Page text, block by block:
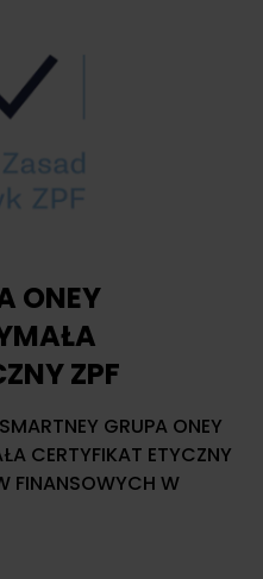
ONEY
ZPF
GRUPA ONEY
CERTYFIKAT ETYCZNY
FINANSOWYCH W